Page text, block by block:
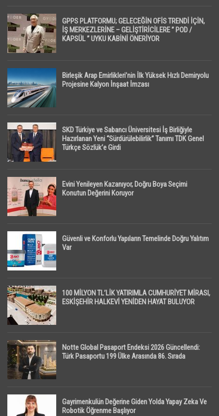
GPPS PLATFORMU; GELECEĞİN OFİS TRENDİ İÇİN,
İŞ MERKEZLERİNE – GELİŞTİRİCİLERE ” POD /
KAPSÜL ” UYKU KABİNİ ÖNERİYOR
Birleşik Arap Emirlikleri’nin İlk Yüksek Hızlı Demiryolu
Projesine Kalyon İnşaat İmzası
SKD Türkiye ve Sabancı Üniversitesi İş Birliğiyle
Hazırlanan Yeni “Sürdürülebilirlik” Tanımı TDK Genel
Türkçe Sözlük’e Girdi
Evini Yenileyen Kazanıyor, Doğru Boya Seçimi
Konutun Değerini Koruyor
Güvenli ve Konforlu Yapıların Temelinde Doğru Yalıtım
Var
100 MİLYON TL’LİK YATIRIMLA CUMHURİYET MİRASI,
ESKİŞEHİR HALKEVİ YENİDEN HAYAT BULUYOR
Notte Global Pasaport Endeksi 2026 Güncellendi:
Türk Pasaportu 199 Ülke Arasında 86. Sırada
Gayrimenkulün Değerine Giden Yolda Yapay Zeka Ve
Robotik Öğrenme Başlıyor